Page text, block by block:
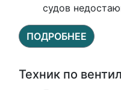
судов
ПОДРОБНЕЕ
Техник по